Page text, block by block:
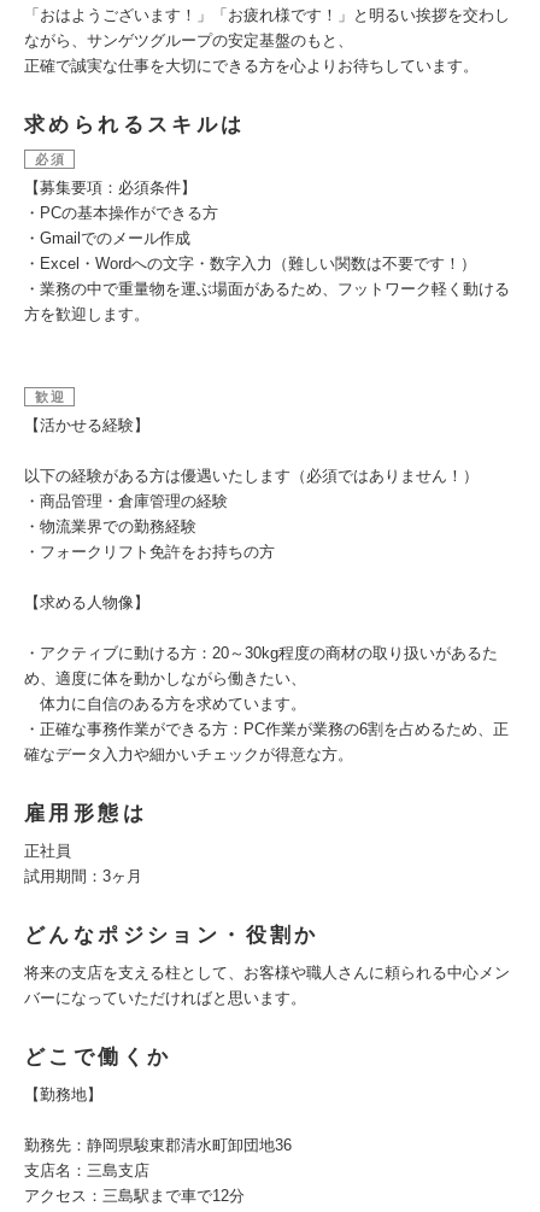
「おはようございます！」「お疲れ様です！」と明るい挨拶を交わし
ながら、サンゲツグループの安定基盤のもと、
正確で誠実な仕事を大切にできる方を心よりお待ちしています。
求められるスキルは
必須
【募集要項：必須条件】
・PCの基本操作ができる方
・Gmailでのメール作成
・Excel・Wordへの文字・数字入力（難しい関数は不要です！）
・業務の中で重量物を運ぶ場面があるため、フットワーク軽く動ける
方を歓迎します。
歓迎
【活かせる経験】
以下の経験がある方は優遇いたします（必須ではありません！）
・商品管理・倉庫管理の経験
・物流業界での勤務経験
・フォークリフト免許をお持ちの方
【求める人物像】
・アクティブに動ける方：20～30kg程度の商材の取り扱いがあるた
め、適度に体を動かしながら働きたい、
体力に自信のある方を求めています。
・正確な事務作業ができる方：PC作業が業務の6割を占めるため、正
確なデータ入力や細かいチェックが得意な方。
雇用形態は
正社員
試用期間：3ヶ月
どんなポジション・役割か
将来の支店を支える柱として、お客様や職人さんに頼られる中心メン
バーになっていただければと思います。
どこで働くか
【勤務地】
勤務先：静岡県駿東郡清水町卸団地36
支店名：三島支店
アクセス：三島駅まで車で12分